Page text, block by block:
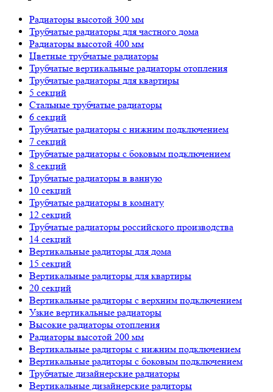
Радиаторы высотой 300 мм
Трубчатые радиаторы для частного дома
Радиаторы высотой 400 мм
Цветные трубчатые радиаторы
Трубчатые вертикальные радиаторы отопления
Трубчатые радиаторы для квартиры
5 секций
Стальные трубчатые радиаторы
6 секций
Трубчатые радиаторы с нижним подключением
7 секций
Трубчатые радиаторы с боковым подключением
8 секций
Трубчатые радиаторы в ванную
10 секций
Трубчатые радиаторы в комнату
12 секций
Трубчатые радиаторы российского производства
14 секций
Вертикальные радиторы для дома
15 секций
Вертикальные радиторы для квартиры
20 секций
Вертикальные радиторы с верхним подключением
Узкие вертикальные радиаторы
Высокие радиаторы отопления
Радиаторы высотой 200 мм
Вертикальные радиторы с нижним подключением
Вертикальные радиторы с боковым подключением
Трубчатые дизайнерские радиаторы
Вертикальные дизайнерские радиторы